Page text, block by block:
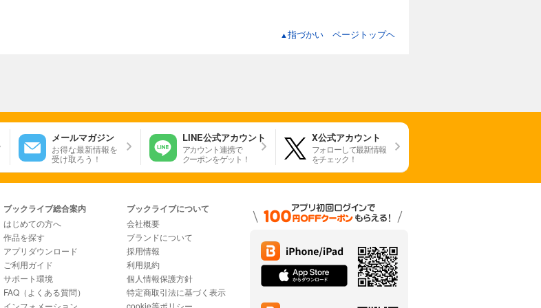
▲指づかい ページトップヘ
メールマガジン
お得な最新情報を
受け取ろう！
LINE公式アカウント
アカウント連携で
クーポンをゲット！
X公式アカウント
フォローして最新情報
をチェック！
ブックライブ総合案内
はじめての方へ
作品を探す
アプリダウンロード
ご利用ガイド
サポート環境
FAQ（よくある質問）
インフォメーション
ブックライブについて
会社概要
ブランドについて
採用情報
利用規約
個人情報保護方針
特定商取引法に基づく表示
cookie等ポリシー